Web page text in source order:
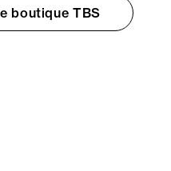
boutique TBS